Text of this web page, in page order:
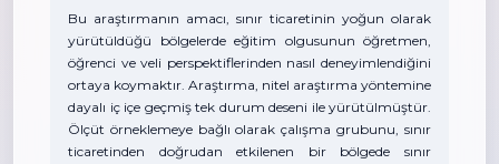
Bu araştırmanın amacı, sınır ticaretinin yoğun olarak
yürütüldüğü bölgelerde eğitim olgusunun öğretmen,
öğrenci ve veli perspektiflerinden nasıl deneyimlendiğini
ortaya koymaktır. Araştırma, nitel araştırma yöntemine
dayalı iç içe geçmiş tek durum deseni ile yürütülmüştür.
Ölçüt örneklemeye bağlı olarak çalışma grubunu, sınır
ticaretinden doğrudan etkilenen bir bölgede sınır